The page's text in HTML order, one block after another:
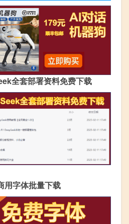
全套部署资料免费下载
用字体批量下载